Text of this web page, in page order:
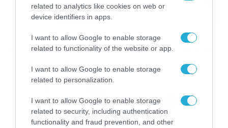
related to analytics like cookies on web or
device identifiers in apps.
I want to allow Google to enable storage
related to functionality of the website or app.
I want to allow Google to enable storage
related to personalization.
I want to allow Google to enable storage
related to security, including authentication
functionality and fraud prevention, and other
01/08/2026 09:59
Εορτολόγιο 1-8: Ποιοι γιορτάζουν σήμερα;